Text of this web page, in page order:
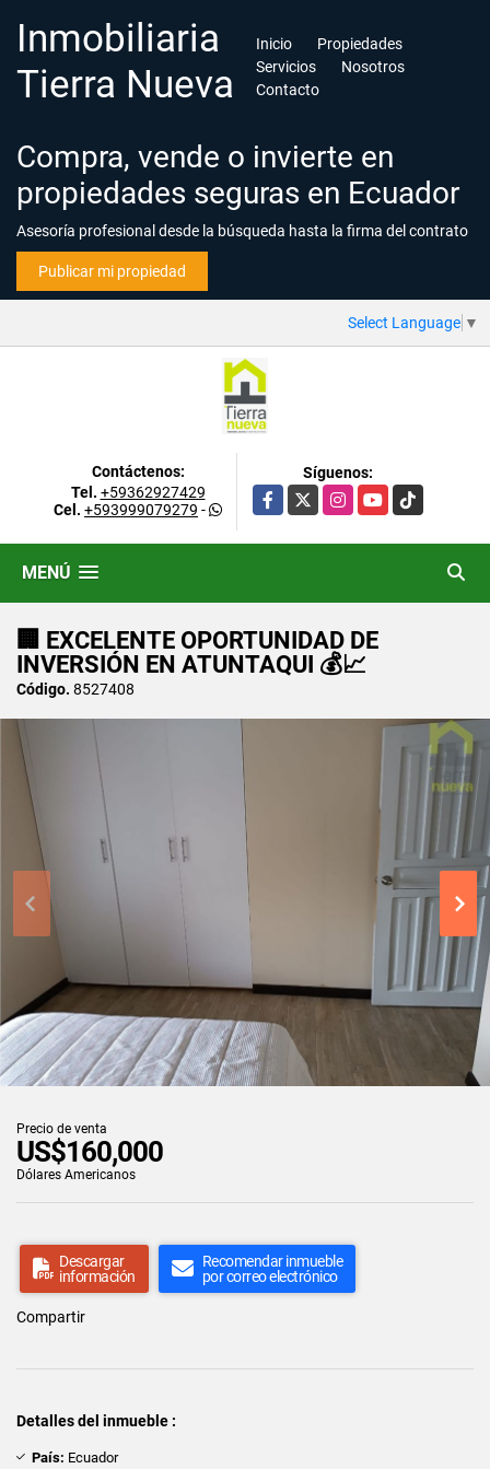
Inmobiliaria
Tierra Nueva
Inicio
Propiedades
Servicios
Nosotros
Contacto
Compra, vende o invierte en
propiedades seguras en Ecuador
Asesoría profesional desde la búsqueda hasta la firma del contrato
Publicar mi propiedad
Select Language ▼
Contáctenos:
Tel. +59362927429
Cel. +593999079279 -
Síguenos:
Facebook
X InstagramYouTubeTikTok
MENÚ
🏢 EXCELENTE OPORTUNIDAD DE
INVERSIÓN EN ATUNTAQUI 💰📈
Código. 8527408
Precio de venta
US$160,000
Dólares Americanos
Descargar
información
Recomendar inmueble
por correo electrónico
Compartir
Detalles del inmueble :
País: Ecuador